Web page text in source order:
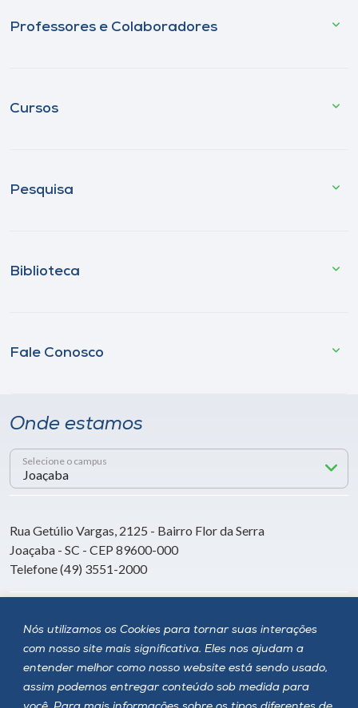
Nós utilizamos os Cookies para tornar suas interações
com nosso site mais significativa. Eles nos ajudam a
entender melhor como nosso website está sendo usado,
assim podemos entregar conteúdo sob medida para
Professores e Colaboradores
Cursos
Pesquisa
Biblioteca
Fale Conosco
Onde estamos
Selecione o campus
Rua Getúlio Vargas, 2125 - Bairro Flor da Serra
Joaçaba - SC - CEP 89600-000
Telefone (49) 3551-2000
Siga a Unoesc